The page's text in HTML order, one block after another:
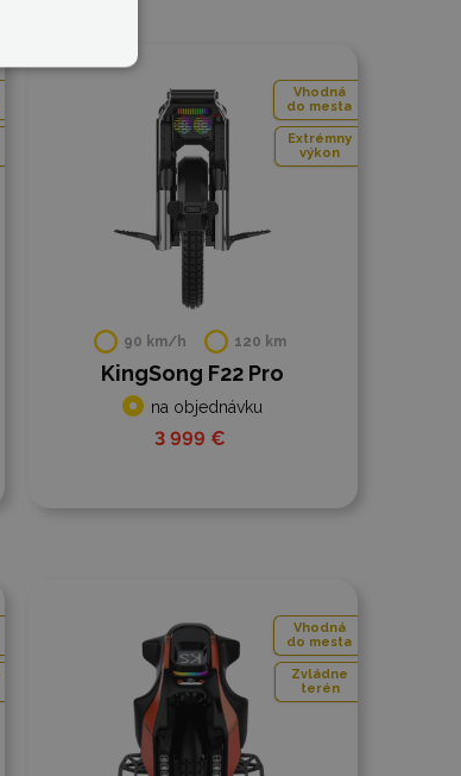
Vhodná
do mesta
Extrémny
výkon
Do porovnania
90 km/h 120 km
KingSong F22 Pro
na objednávku
3 999 €
Vhodná
do mesta
Zvládne
terén